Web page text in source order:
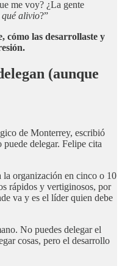
me voy? ¿La gente
qué alivio?”
cómo las desarrollaste y
(aunque
de Monterrey, escribió
delegar. Felipe cita
organización en cinco o 10
rápidos y vertiginosos, por
va y es el líder quien debe
No puedes delegar el
cosas, pero el desarrollo